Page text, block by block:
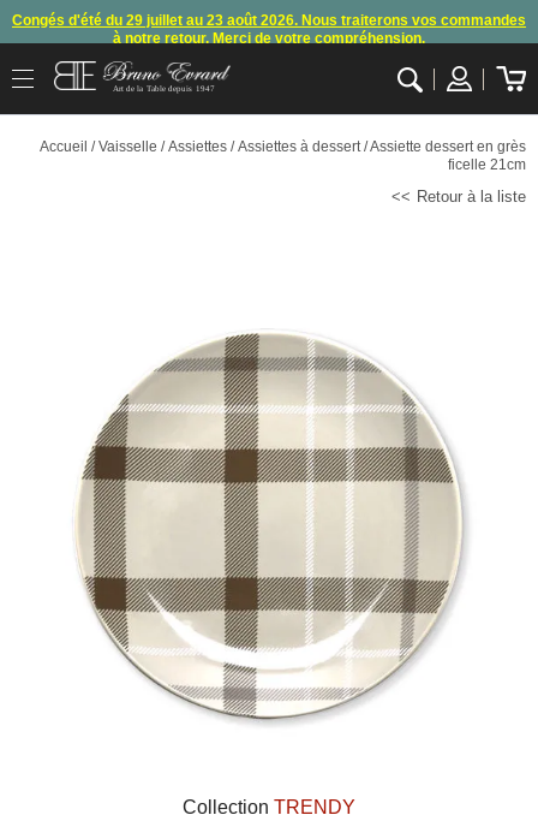
Congés d'été du 29 juillet au 23 août 2026. Nous traiterons vos commandes
à notre retour. Merci de votre compréhension.
Arret des commandes et expéditions. Nous vous donnons rendez-vous à
En raison d'un souci technique, le mode de règlement par carte bancaire et
, merci de nous contacter ou attendre notre
Art de la Table depuis 1947
Accueil /Vaisselle /Assiettes /Assiettes à dessert/ Assiette dessert en grès
ficelle 21cm
Retour à la liste
Collection TRENDY